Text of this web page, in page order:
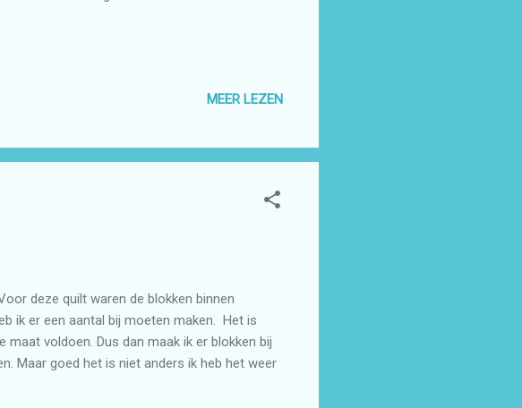
MEER LEZEN
deze quilt waren de blokken binnen
ik er een aantal bij moeten maken. Het is
voldoen. Dus dan maak ik er blokken bij
Maar goed het is niet anders ik heb het weer